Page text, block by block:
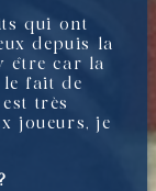
qui ont
depuis la
être car la
le fait de
très
joueurs, je